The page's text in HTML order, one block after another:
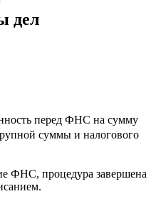
дел
перед ФНС на сумму
суммы и налогового
ФНС, процедура завершена